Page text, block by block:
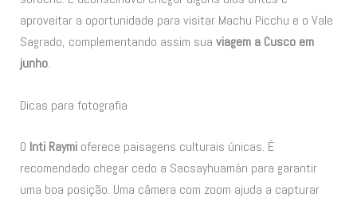
aproveitar a oportunidade para visitar Machu Picchu e o Vale
Sagrado, complementando assim suaviagem a Cusco em
junho.
Dicas para fotografia
O Inti Raymi oferece paisagens culturais únicas. É
recomendado chegar cedo a Sacsayhuamán para garantir
uma boa posição. Uma câmera com zoom ajuda a capturar